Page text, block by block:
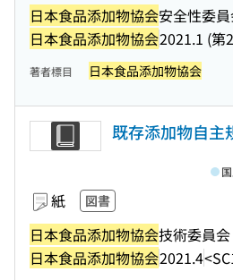
日本食品添加物協会安全性委
日本食品添加物協会2021.1 (第
著者標目 日本食品添加物協会
既存添加物自主
紙 図書
日本食品添加物協会技術委員
日本食品添加物協会2021.4